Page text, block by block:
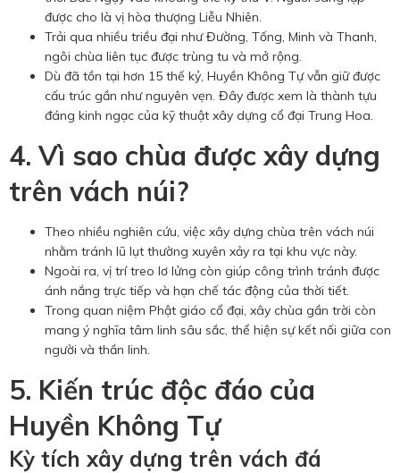
được cho là vị hòa thượng Liễu Nhiên.
Trải qua nhiều triều đại như Đường, Tống, Minh và Thanh,
ngôi chùa liên tục được trùng tu và mở rộng.
Dù đã tồn tại hơn 15 thế kỷ, Huyền Không Tự vẫn giữ được
cấu trúc gần như nguyên vẹn. Đây được xem là thành tựu
đáng kinh ngạc của kỹ thuật xây dựng cổ đại Trung Hoa.
4. Vì sao chùa được xây dựng
trên vách núi?
Theo nhiều nghiên cứu, việc xây dựng chùa trên vách núi
nhằm tránh lũ lụt thường xuyên xảy ra tại khu vực này.
Ngoài ra, vị trí treo lơ lửng còn giúp công trình tránh được
ánh nắng trực tiếp và hạn chế tác động của thời tiết.
Trong quan niệm Phật giáo cổ đại, xây chùa gần trời còn
mang ý nghĩa tâm linh sâu sắc, thể hiện sự kết nối giữa con
người và thần linh.
5. Kiến trúc độc đáo của
Huyền Không Tự
Kỳ tích xây dựng trên vách đá